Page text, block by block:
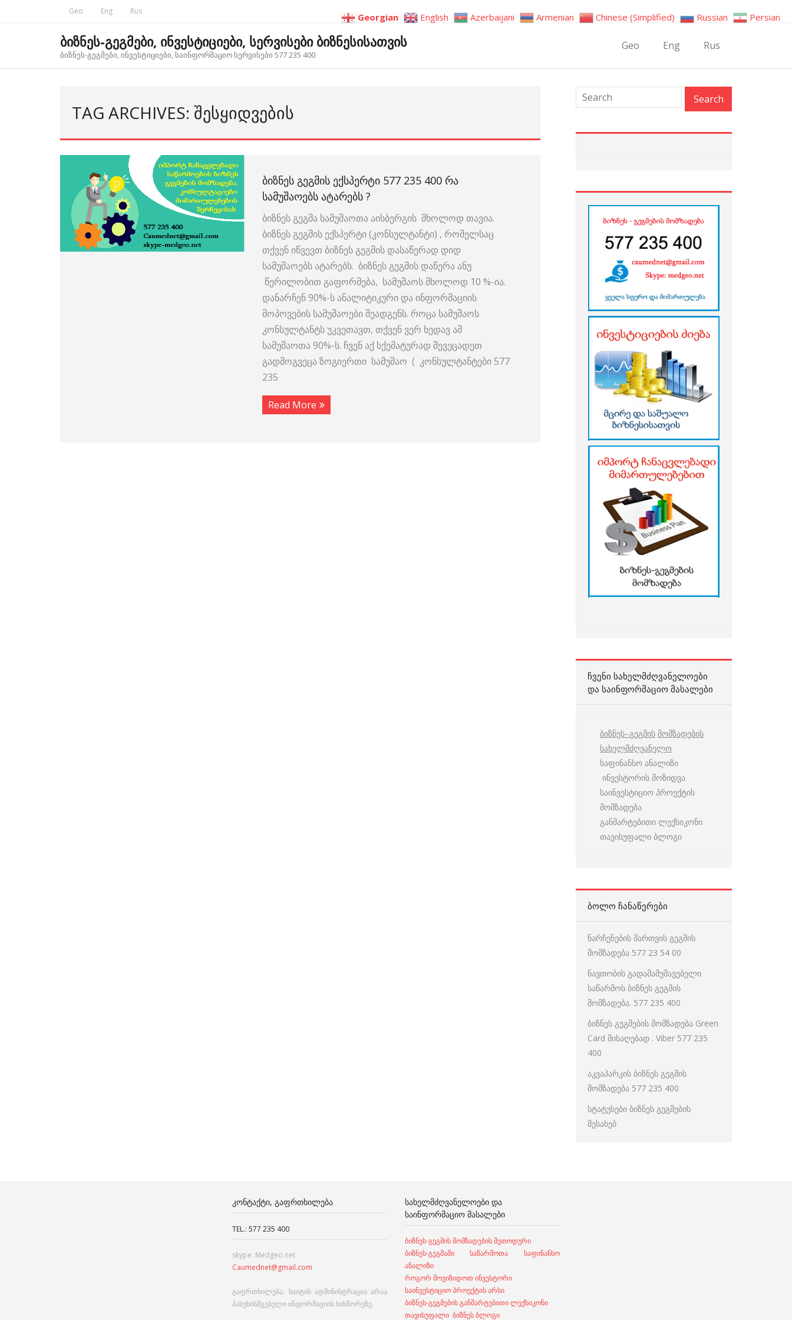
Geo Eng Rus
ბიზნეს-გეგმები, ინვესტიციები, სერვისები ბიზნესისათვის
ბიზნეს-გეგმები, ინვესტიციები, საინფორმაციო სერვისები 577 235 400
Geo Eng Rus
TAG ARCHIVES: ᲨᲔᲡᲧᲘᲓᲕᲔᲑᲘᲡ
ᲑᲘᲖᲜᲔᲡ ᲒᲔᲒᲛᲘᲡ ᲔᲥᲡᲞᲔᲠᲢᲘ 577 235 400 ᲠᲐ
ᲡᲐᲛᲣᲨᲐᲝᲔᲑᲡ ᲐᲢᲐᲠᲔᲑᲡ ?
ბიზნეს გეგმა სამუშაოთა აისბერგის მხოლოდ თავია.
ბიზნეს გეგმის ექსპერტი (კონსულტანტი) , რომელსაც
თქვენ იწვევთ ბიზნეს გეგმის დასაწერად დიდ
სამუშაოებს ატარებს. ბიზნეს გეგმის დაწერა ანუ
წერილობით გაფორმება, სამუშაოს მხოლოდ 10 %-ია.
დანარჩენ 90%-ს ანალიტიკური და ინფორმაციის
მოპოვების სამუშაოები შეადგენს. როცა სამუშაოს
კონსულტანტს უკვეთავთ, თქვენ ვერ ხედავ ამ
სამუშაოთა 90%-ს. ჩვენ აქ სქემატურად შევეცადეთ
გადმოგვეცა ზოგიერთი სამუშაო ( კონსულტანტები 577
235
Read More
ᲩᲕᲔᲜᲘ ᲡᲐᲮᲔᲚᲛᲫᲦᲕᲐᲜᲔᲚᲝᲔᲑᲘ
ᲓᲐ ᲡᲐᲘᲜᲤᲝᲠᲛᲐᲪᲘᲝ ᲛᲐᲡᲐᲚᲔᲑᲘ
ბიზნეს–გეგმის მომზადების
სახელმძღვანელო
საფინანსო ანალიზი
ინვესტორის მოზიდვა
საინვესტიციო პროექტის
მომზადება
განმარტებითი ლექსიკონი
თავისუფალი ბლოგი
ᲑᲝᲚᲝ ᲩᲐᲜᲐᲬᲔᲠᲔᲑᲘ
ნარჩენების მართვის გეგმის
მომზადება 577 23 54 00
ნავთობის გადამამუშავებელი
საწარმოს ბიზნეს გეგმის
მომზადება. 577 235 400
ბიზნეს გეგმების მომზადება Green
Card მისაღებად . Viber 577 235
400
აკვაპარკის ბიზნეს გეგმის
მომზადება 577 235 400
სტატუსები ბიზნეს გეგმების
შესახებ
ᲙᲝᲜᲢᲐᲥᲢᲘ, ᲒᲐᲤᲠᲗᲮᲘᲚᲔᲑᲐ
TEL.: 577 235 400
skype: Medgeo.net
Caumednet@gmail.com
გაფრთხილება: საიტის ადმინისტრაცია არაა
პასუხისმგებელი ინფორმაციის სისწორეზე.
ᲡᲐᲮᲔᲚᲛᲫᲦᲕᲐᲜᲔᲚᲝᲔᲑᲘ ᲓᲐ
ᲡᲐᲘᲜᲤᲝᲠᲛᲐᲪᲘᲝ ᲛᲐᲡᲐᲚᲔᲑᲘ
ბიზნეს-გეგმის მომზადების მეთოდური
ბიზნეს-გეგმაში საწარმოთა საფინანსო
ანალიზი
როგორ მოვიზიდოთ ინვესტორი
საინვესტიციო პროექტის არსი
ბიზნეს-გეგმების განმარტებითი ლექსიკონი
თავისუფალი ბიზნეს ბლოგი
Georgian English Azerbaijani Armenian Chinese (Simplified) Russian Persian